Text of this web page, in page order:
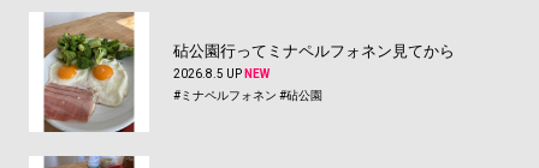
砧公園行ってミナペルフォネン見てから
2026.8.5 UP NEW
#ミナペルフォネン #砧公園